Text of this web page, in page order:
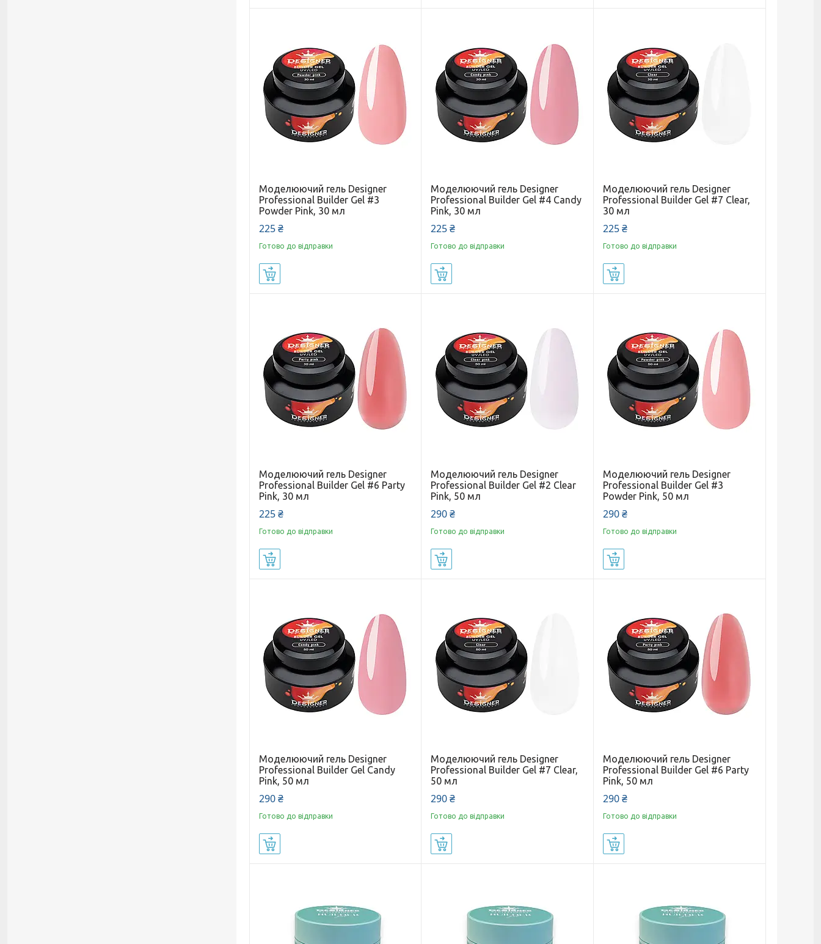
Моделюючий гель Designer
Professional Builder Gel #3
Powder Pink, 30 мл
225 ₴
Готово до відправки
Моделюючий гель Designer
Professional Builder Gel #4 Candy
Pink, 30 мл
225 ₴
Готово до відправки
Моделюючий гель Designer
Professional Builder Gel #7 Clear,
30 мл
225 ₴
Готово до відправки
Моделюючий гель Designer
Professional Builder Gel #6 Party
Pink, 30 мл
225 ₴
Готово до відправки
Моделюючий гель Designer
Professional Builder Gel #2 Clear
Pink, 50 мл
290 ₴
Готово до відправки
Моделюючий гель Designer
Professional Builder Gel #3
Powder Pink, 50 мл
290 ₴
Готово до відправки
Моделюючий гель Designer
Professional Builder Gel Candy
Pink, 50 мл
290 ₴
Готово до відправки
Моделюючий гель Designer
Professional Builder Gel #7 Clear,
50 мл
290 ₴
Готово до відправки
Моделюючий гель Designer
Professional Builder Gel #6 Party
Pink, 50 мл
290 ₴
Готово до відправки